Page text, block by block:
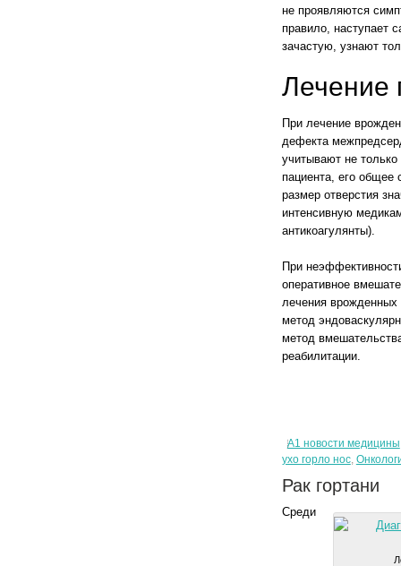
не проявляются
правило, наступает
зачастую, узнают
Лечение
При лечение
дефекта
учитывают не
пациента, его общее
размер отверстия
интенсивную
антикоагулянты).
При
оперативное
лечения
метод
метод
реабилитации.
А1 новости медицины
ухо горло нос,
Рак гортани
Среди